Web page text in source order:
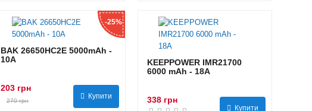
-25%
BAK 26650HC2E 5000mAh -
10А
203 грн
270 грн Купити
KEEPPOWER IMR21700
6000 mAh - 18А
338 грн
Купити